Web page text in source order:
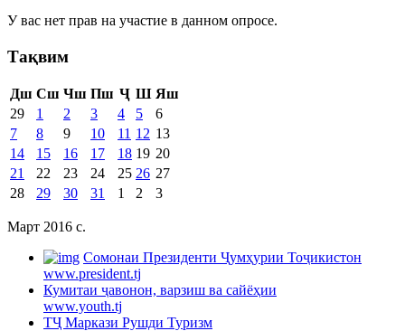
У вас нет прав на участие в данном опросе.
Тақвим
Дш Сш Чш Пш Ҷ Ш Яш
29
1 2 3 4 5
6
7
8 9 10 11 12 13
14
15 16 17 18 19 20
21
22 23 24 25 26 27
28
29 30 31 1 2 3
Март 2016 c.
Cомонаи Президенти Ҷумҳурии Тоҷикистон
www.president.tj
Кумитаи ҷавонон, варзиш ва сайёҳии
www.youth.tj
ТҶ Маркази Рушди Туризм